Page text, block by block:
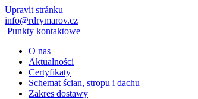
Upravit stránku
info@rdrymarov.cz
Punkty kontaktowe
O nas
Aktualności
Certyfikaty
Schemat ścian, stropu i dachu
Zakres dostawy